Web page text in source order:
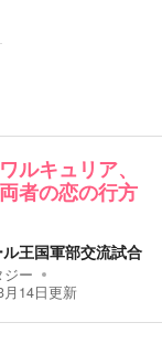
ルキュリア、
者の恋の行方
王国軍部交流試合
ー
14日更新